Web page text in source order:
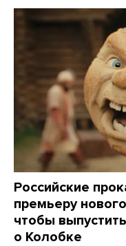
Российские
премьеру
чтобы
о Колобке